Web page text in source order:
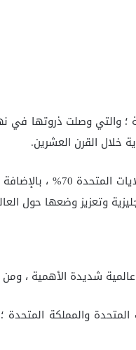
؛ والتي وصلت ذروتها في
خلال القرن العشرين.
العامل الثاني : بلغ عدد الناطقين
وتعزيز وضعها حول
شديدة الأهمية ،
والمملكة المتحدة